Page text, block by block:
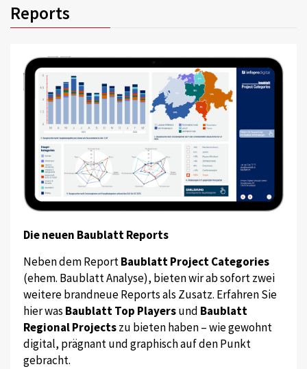
Reports
Die neuen Baublatt Reports
Neben dem ReportBaublatt Project Categories
(ehem. Baublatt Analyse), bieten wir ab sofort zwei
weitere brandneue Reports als Zusatz. Erfahren Sie
hier was Baublatt Top Playersund Baublatt
Regional Projectszu bieten haben – wie gewohnt
digital, prägnant und graphisch auf den Punkt
gebracht.